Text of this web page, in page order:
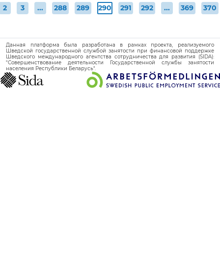
2 3 ... 288 289 290(текущая)
291 292 ... 369 370
Данная платформа была разработана в рамках проекта, реализуемого
Шведской государственной службой занятости при финансовой поддержке
Шведского международного агентства сотрудничества для развития (SIDA):
"Совершенствование деятельности Государственной службы занятости
населения Республики Беларусь".